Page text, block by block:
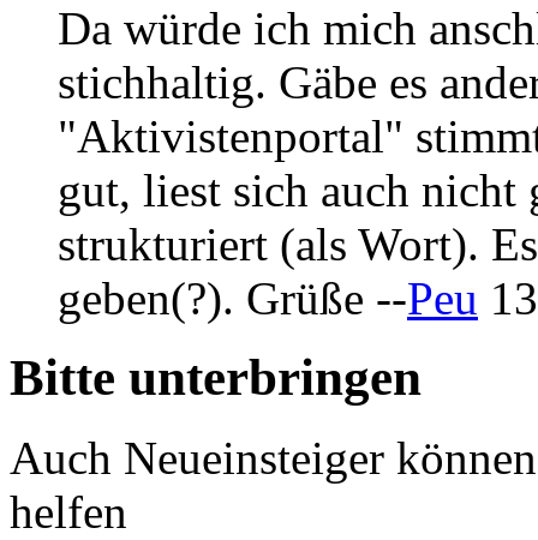
Da würde ich mich
stichhaltig. Gäbe es
"Aktivistenportal"
gut, liest sich auch
strukturiert (als Wort).
geben(?). Grüße --Peu
Bitte unterbringen
Auch Neueinsteiger
helfen